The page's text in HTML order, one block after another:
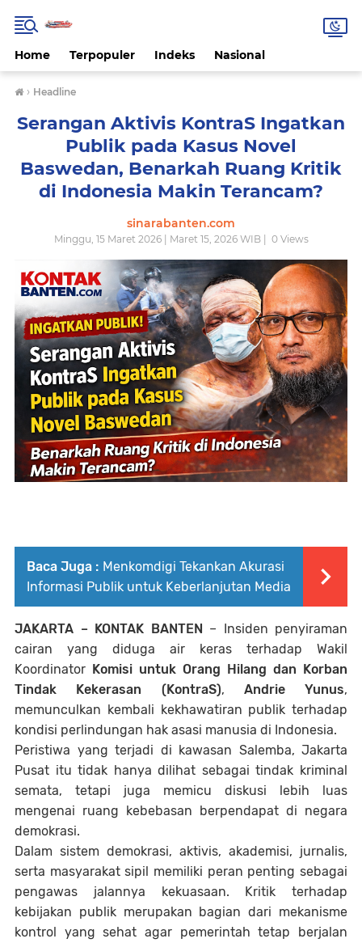
Home Terpopuler Indeks Nasional
› Headline
Serangan Aktivis KontraS Ingatkan
Publik pada Kasus Novel
Baswedan, Benarkah Ruang Kritik
di Indonesia Makin Terancam?
sinarabanten.com
Minggu, 15 Maret 2026 | Maret 15, 2026 WIB | 0Views
Baca Juga : Menkomdigi Tekankan Akurasi
Informasi Publik untuk Keberlanjutan Media
JAKARTA – KONTAK BANTEN – Insiden penyiraman
cairan yang diduga air keras terhadap Wakil
Koordinator Komisi untuk Orang Hilang dan Korban
Tindak Kekerasan (KontraS), Andrie Yunus,
memunculkan kembali kekhawatiran publik terhadap
kondisi perlindungan hak asasi manusia di Indonesia.
Peristiwa yang terjadi di kawasan Salemba, Jakarta
Pusat itu tidak hanya dilihat sebagai tindak kriminal
semata, tetapi juga memicu diskusi lebih luas
mengenai ruang kebebasan berpendapat di negara
demokrasi.
Dalam sistem demokrasi, aktivis, akademisi, jurnalis,
serta masyarakat sipil memiliki peran penting sebagai
pengawas jalannya kekuasaan. Kritik terhadap
kebijakan publik merupakan bagian dari mekanisme
kontrol yang sehat agar pemerintah tetap berjalan